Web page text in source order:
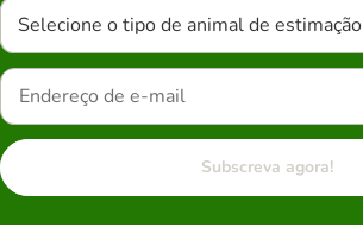
Selecione o tipo de animal de estimação
Subscreva agora!